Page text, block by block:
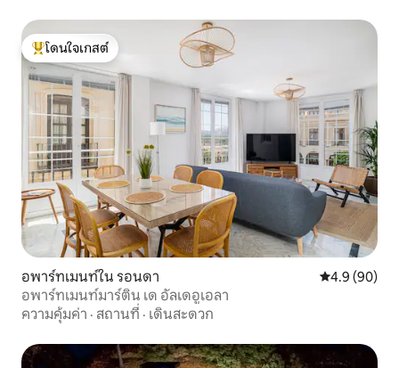
โดนใจเกสต์ที่สุด
โดนใจเกสต์
อพาร์ทเมนท์ใน รอนดา คะแนนเฉลี่ย
4.9 (90)
อพาร์ทเมนท์มาร์ติน เด อัลเดอูเอลา
ความคุ้มค่า · สถานที่ · เดินสะดวก